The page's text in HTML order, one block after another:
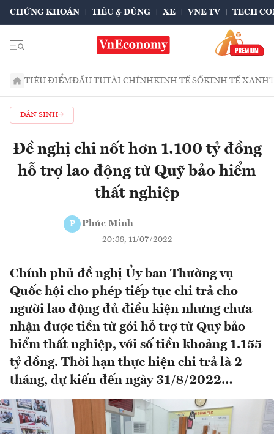
CHỨNG KHOÁN TIÊU & DÙNG XE VNE TV TECH
TIÊU ĐIỂMĐẦU TƯTÀI CHÍNHKINH TẾ SỐKINH TẾ XANH
DÂN SINH
Đề nghị chi nốt hơn 1.100 tỷ đồng
hỗ trợ lao động từ Quỹ bảo hiểm
thất nghiệp
P Phúc Minh
20:38, 11/07/2022
Chính phủ đề nghị Ủy ban Thường vụ
Quốc hội cho phép tiếp tục chi trả cho
người lao động đủ điều kiện nhưng chưa
nhận được tiền từ gói hỗ trợ từ Quỹ bảo
hiểm thất nghiệp, với số tiền khoảng 1.155
tỷ đồng. Thời hạn thực hiện chi trả là 2
tháng, dự kiến đến ngày 31/8/2022…